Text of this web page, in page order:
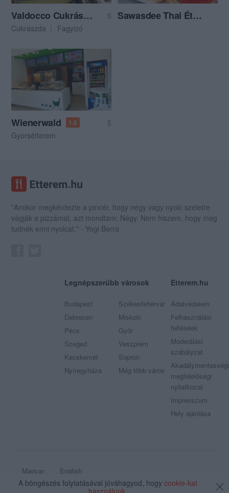
Valdocco Cukrászda
$
Cukrászda
Fagyizó
Sawasdee Thai Étterem
Wienerwald 1.0
$
Gyorsétterem
"Amikor megkérdezte a pincér, hogy négy vagy nyolc szeletre
vágják a pizzámat, azt mondtam; Négy. Nem hiszem, hogy meg
tudnék enni nyolcat." - Yogi Berra
Legnépszerűbb városok
Budapest
Debrecen
Pécs
Szeged
Kecskemét
Nyíregyháza
Székesfehérvár
Miskolc
Győr
Veszprém
Sopron
Még több város
Etterem.hu
Adatvédelem
Felhasználási
feltételek
Moderálási
szabályzat
Akadálymentességi
megfelelőségi
nyilatkozat
Impresszum
Hely ajánlása
Magyar
English
© 2009 - 2026 Etterem.hu - Minden jog fenntartva
A böngészés folytatásával jóváhagyod, hogy cookie-kat
használunk